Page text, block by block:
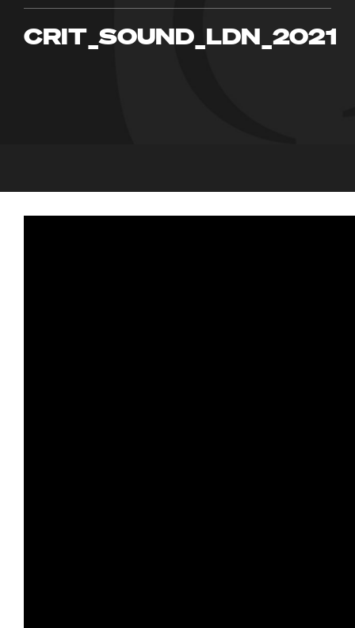
CRIT_SOUND_LDN_2021